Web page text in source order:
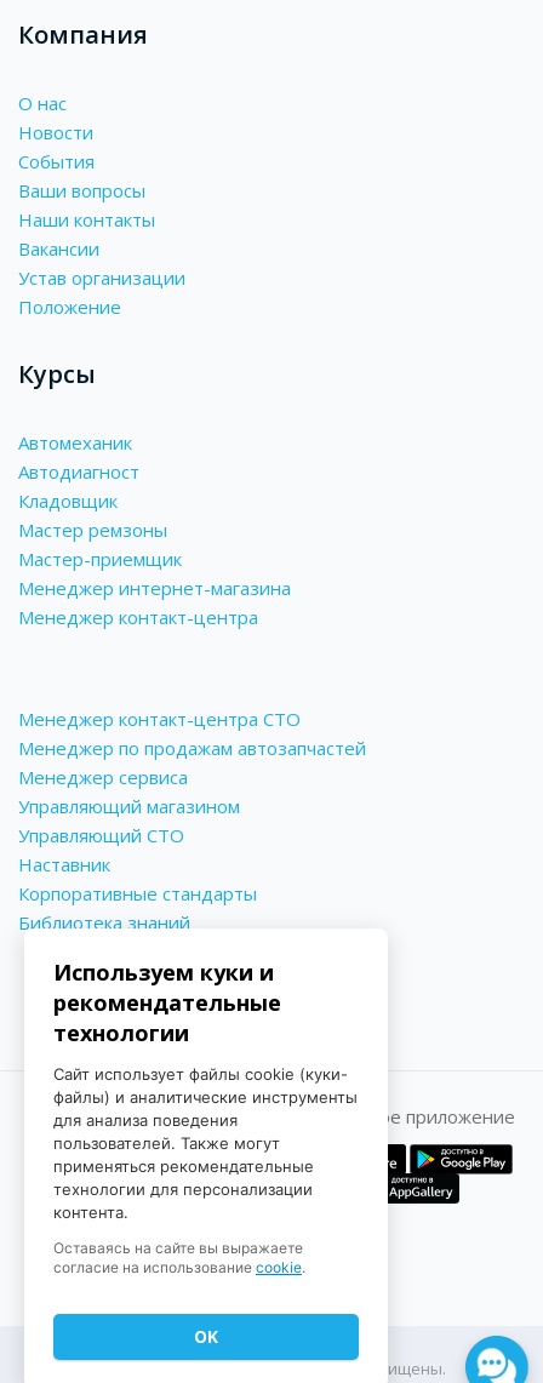
Компания
О нас
Новости
События
Ваши вопросы
Наши контакты
Вакансии
Устав организации
Положение
Курсы
Автомеханик
Автодиагност
Кладовщик
Мастер ремзоны
Мастер-приемщик
Менеджер интернет-магазина
Менеджер контакт-центра
Менеджер контакт-центра СТО
Менеджер по продажам автозапчастей
Менеджер сервиса
Управляющий магазином
Управляющий СТО
Наставник
Корпоративные стандарты
Библиотека знаний
Принимаем к оплате Мобильное приложение
© 2022-2026 ЕвроАвто. Все права защищены.
Используем куки и
рекомендательные
технологии
Сайт использует файлы cookie (куки-
файлы) и аналитические инструменты
для анализа поведения
пользователей. Также могут
применяться рекомендательные
технологии для персонализации
контента.
Оставаясь на сайте вы выражаете
согласие на использование cookie.
OK